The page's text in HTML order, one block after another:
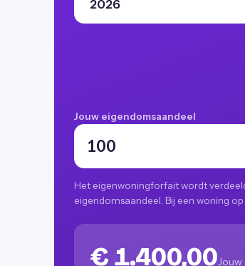
Jouw eigendomsaandeel
Het eigenwoningforfait wordt
eigendomsaandeel. Bij een woning op
€ 1.400,00Jouw